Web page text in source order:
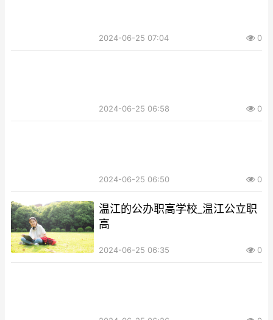
2024-06-25 07:04 0
2024-06-25 06:58 0
2024-06-25 06:50 0
温江的公办职高学校_温江公立职
高
2024-06-25 06:35 0